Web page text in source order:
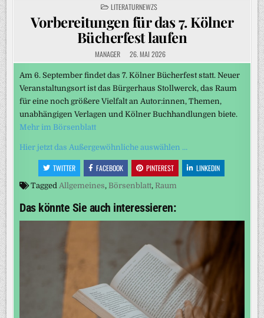
POSTED
IN
LITERATURNEWZS
Vorbereitungen für das 7. Kölner
Bücherfest laufen
MANAGER 26. MAI 2026
Am 6. September findet das 7. Kölner Bücherfest statt. Neuer
Veranstaltungsort ist das Bürgerhaus Stollwerck, das Raum
für eine noch größere Vielfalt an Autor:innen, Themen,
unabhängigen Verlagen und Kölner Buchhandlungen biete.
Mehr im Börsenblatt
Hier jetzt das Außergewöhnliche auswählen …
TWITTER FACEBOOK PINTEREST LINKEDIN
Tagged Allgemeines, Börsenblatt, Raum
Das könnte Sie auch interessieren: